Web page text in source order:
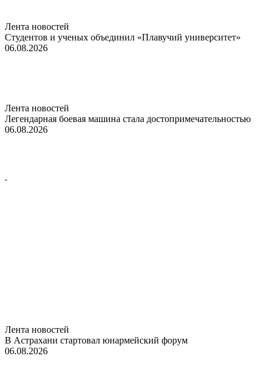
Лента новостей
Студентов и ученых объединил «Плавучий университет»
06.08.2026
Лента новостей
Легендарная боевая машина стала достопримечательностью
06.08.2026
Лента новостей
В Астрахани стартовал юнармейский форум
06.08.2026